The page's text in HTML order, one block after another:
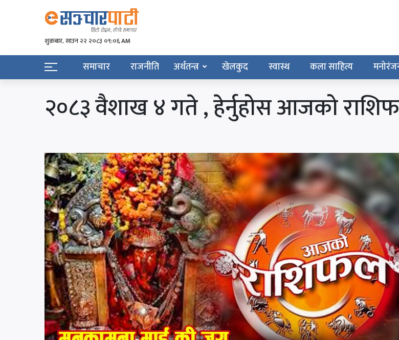
शुक्रबार​, साउन २२ २०८३ ०९:०६ AM
समाचार राजनीति अर्थतन्त्र खेलकुद स्वास्थ कला साहित्य
२०८३ वैशाख ४ गते , हेर्नुहोस आजको